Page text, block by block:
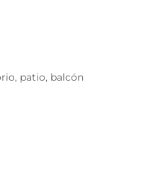
patio, balcón